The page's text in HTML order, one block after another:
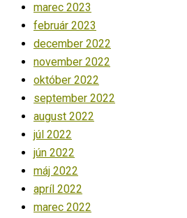
marec 2023
február 2023
december 2022
november 2022
október 2022
september 2022
august 2022
júl 2022
jún 2022
máj 2022
apríl 2022
marec 2022